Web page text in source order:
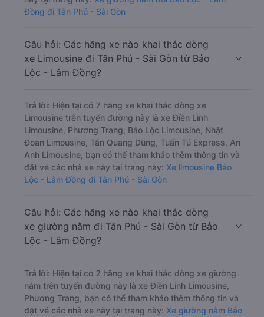
Đồng đi Tân Phú - Sài Gòn
Câu hỏi: Các hãng xe nào khai thác dòng
xe Limousine đi Tân Phú - Sài Gòn từ Bảo
Lộc - Lâm Đồng?
Trả lời: Hiện tại có 7 hãng xe khai thác dòng xe
Limousine trên tuyến đường này là xe Điền Linh
Limousine, Phương Trang, Bảo Lộc Limousine, Nhật
Đoan Limousine, Tân Quang Dũng, Tuấn Tú Express, An
Anh Limousine, bạn có thể tham khảo thêm thông tin và
đặt vé các nhà xe này tại trang này: Xe limousine Bảo
Lộc - Lâm Đồng đi Tân Phú - Sài Gòn
Câu hỏi: Các hãng xe nào khai thác dòng
xe giường nằm đi Tân Phú - Sài Gòn từ Bảo
Lộc - Lâm Đồng?
Trả lời: Hiện tại có 2 hãng xe khai thác dòng xe giường
nằm trên tuyến đường này là xe Điền Linh Limousine,
Phương Trang, bạn có thể tham khảo thêm thông tin và
đặt vé các nhà xe này tại trang này: Xe giường nằm Bảo